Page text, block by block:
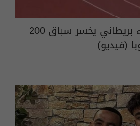
بطريقة غريبة.. عداء بريطاني يخسر سباق 200
(فيديو)